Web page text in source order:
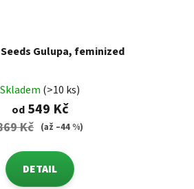
Gulupa, feminized
Skladem (>10 ks)
od549 Kč
Kč (až –44 %)
DETAIL